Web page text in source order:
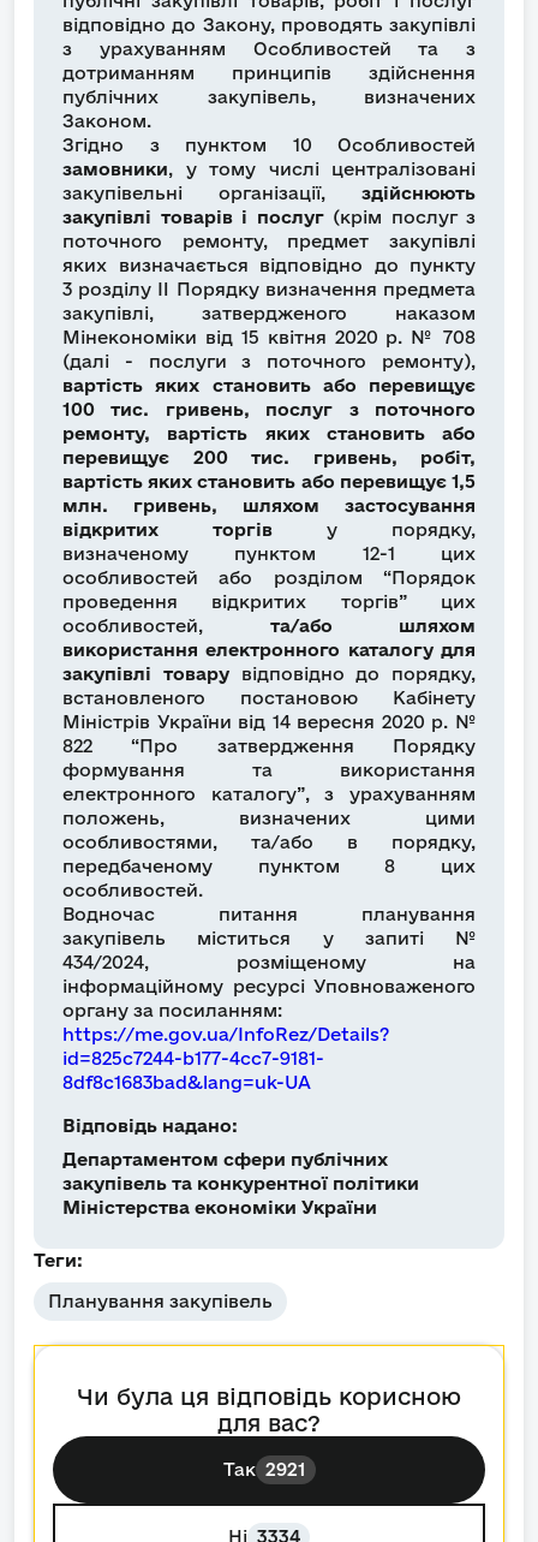
відповідно до Закону, проводять закупівлі
з урахуванням Особливостей та з
дотриманням принципів здійснення
публічних закупівель, визначених
Законом.
Згідно з пунктом 10 Особливостей
замовники, у тому числі централізовані
закупівельні організації, здійснюють
закупівлі товарів і послуг (крім послуг з
поточного ремонту, предмет закупівлі
яких визначається відповідно до пункту
3 розділу II Порядку визначення предмета
закупівлі, затвердженого наказом
Мінекономіки від 15 квітня 2020 р. № 708
(далі - послуги з поточного ремонту),
вартість яких становить або перевищує
100 тис. гривень, послуг з поточного
ремонту, вартість яких становить або
перевищує 200 тис. гривень, робіт,
вартість яких становить або перевищує 1,5
млн. гривень, шляхом застосування
відкритих торгів у порядку,
визначеному пунктом 12-1 цих
особливостей або розділом “Порядок
проведення відкритих торгів” цих
особливостей, та/або шляхом
використання електронного каталогу для
закупівлі товарувідповідно до порядку,
встановленого постановою Кабінету
Міністрів України від 14 вересня 2020 р. №
822 “Про затвердження Порядку
формування та використання
електронного каталогу”, з урахуванням
положень, визначених цими
особливостями, та/або в порядку,
передбаченому пунктом 8 цих
особливостей.
Водночас питання планування
закупівель міститься у запиті №
434/2024, розміщеному на
інформаційному ресурсі Уповноваженого
органу за посиланням:
https://me.gov.ua/InfoRez/Details?
id=825c7244-b177-4cc7-9181-
8df8c1683bad&lang=uk-UA
Відповідь надано:
Департаментом сфери публічних
закупівель та конкурентної політики
Міністерства економіки України
Теги:
Планування закупівель
Чи була ця відповідь корисною
для вас?
Так 2921
Ні 3334